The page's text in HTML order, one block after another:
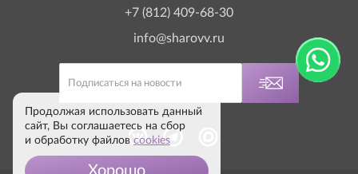
+7 (812) 409-68-30
info@sharovv.ru
Продолжая использовать данный
сайт, Вы соглашаетесь на сбор
и обработку файлов cookies
Хорошо